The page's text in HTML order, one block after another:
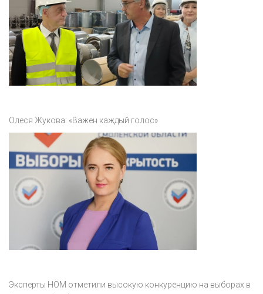
Олеся Жукова: «Важен каждый голос»
Эксперты НОМ отметили высокую конкуренцию на выборах в